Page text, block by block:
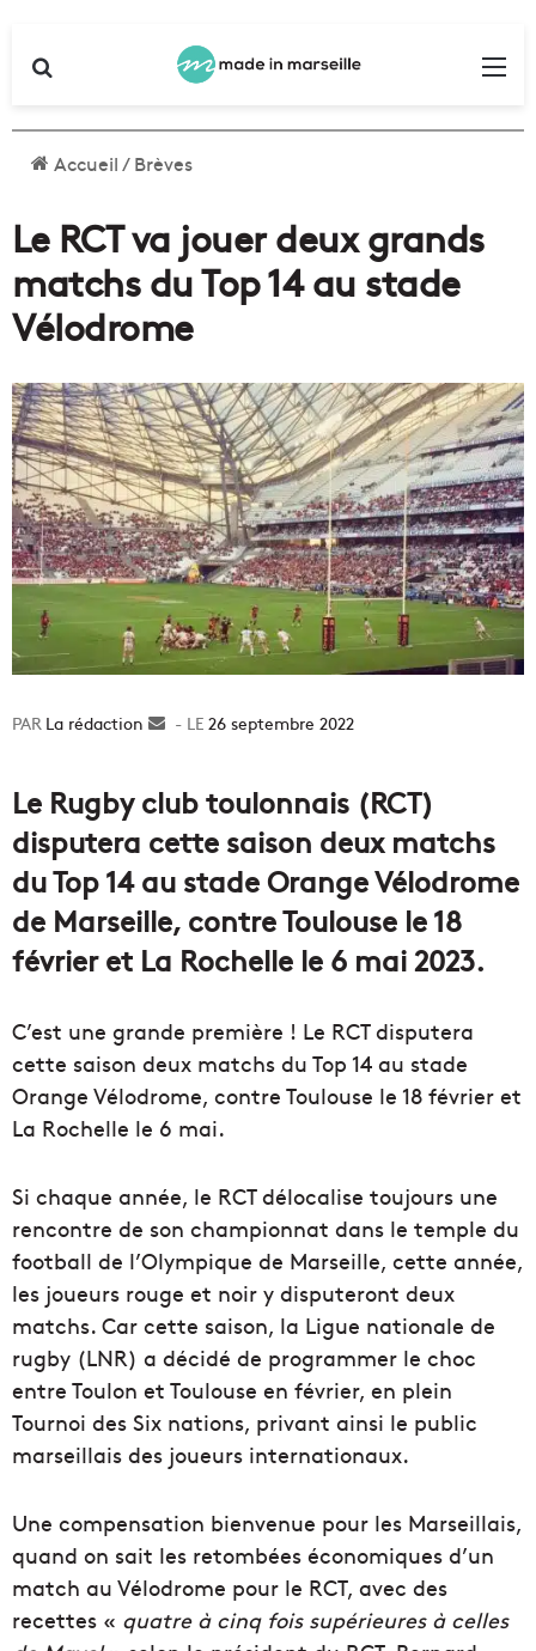
Accueil/Brèves
Le RCT va jouer deux grands
matchs du Top 14 au stade
Vélodrome
La rédaction
Envoyer26 septembre 2022
Le Rugby club toulonnais (RCT)
disputera cette saison deux matchs
du Top 14 au stade Orange Vélodrome
de Marseille, contre Toulouse le 18
février et La Rochelle le 6 mai 2023.
C’est une grande première ! Le RCT disputera
cette saison deux matchs du Top 14 au stade
Orange Vélodrome, contre Toulouse le 18 février et
La Rochelle le 6 mai.
Si chaque année, le RCT délocalise toujours une
rencontre de son championnat dans le temple du
football de l’Olympique de Marseille, cette année,
les joueurs rouge et noir y disputeront deux
matchs. Car cette saison, la Ligue nationale de
rugby (LNR) a décidé de programmer le choc
entre Toulon et Toulouse en février, en plein
Tournoi des Six nations, privant ainsi le public
marseillais des joueurs internationaux.
Une compensation bienvenue pour les Marseillais,
quand on sait les retombées économiques d’un
match au Vélodrome pour le RCT, avec des
recettes « quatre à cinq fois supérieures à celles